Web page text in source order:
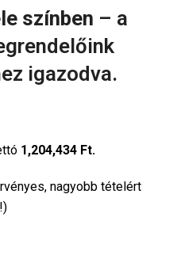
színben – a
igazodva.
1,204,434 Ft.
nagyobb tételért